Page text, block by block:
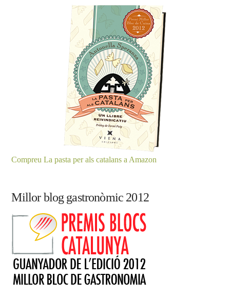
Compreu La pasta per als catalans a Amazon
Millor blog gastronòmic 2012